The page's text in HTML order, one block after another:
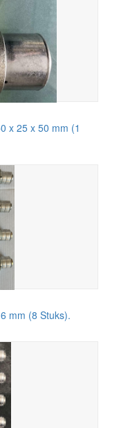
x 25 x 50 mm (1
mm (8 Stuks).